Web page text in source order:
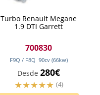
Turbo Renault Megane
1.9 DTI Garrett
700830
F9Q / F8Q 90cv (66kw)
Desde 280€
(4)